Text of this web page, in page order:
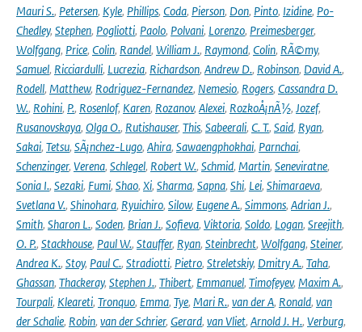
Mauri S., Petersen, Kyle, Phillips, Coda, Pierson, Don, Pinto, Izidine, Po-
Chedley, Stephen, Pogliotti, Paolo, Polvani, Lorenzo, Preimesberger,
Wolfgang, Price, Colin, Randel, William J., Raymond, Colin, RÃ©my,
Samuel, Ricciardulli, Lucrezia, Richardson, Andrew D., Robinson, David A.,
Rodell, Matthew, Rodriguez-Fernandez, Nemesio, Rogers, Cassandra D.
W., Rohini, P., Rosenlof, Karen, Rozanov, Alexei, RozkoÅ¡nÃ½, Jozef,
Rusanovskaya, Olga O., Rutishauser, This, Sabeerali, C. T., Said, Ryan,
Sakai, Tetsu, SÃ¡nchez-Lugo, Ahira, Sawaengphokhai, Parnchai,
Schenzinger, Verena, Schlegel, Robert W., Schmid, Martin, Seneviratne,
Sonia I., Sezaki, Fumi, Shao, Xi, Sharma, Sapna, Shi, Lei, Shimaraeva,
Svetlana V., Shinohara, Ryuichiro, Silow, Eugene A., Simmons, Adrian J.,
Smith, Sharon L., Soden, Brian J., Sofieva, Viktoria, Soldo, Logan, Sreejith,
O. P., Stackhouse, Paul W., Stauffer, Ryan, Steinbrecht, Wolfgang, Steiner,
Andrea K., Stoy, Paul C., Stradiotti, Pietro, Streletskiy, Dmitry A., Taha,
Ghassan, Thackeray, Stephen J., Thibert, Emmanuel, Timofeyev, Maxim A.,
Tourpali, Kleareti, Tronquo, Emma, Tye, Mari R., van der A, Ronald, van
der Schalie, Robin, van der Schrier, Gerard, van Vliet, Arnold J. H., Verburg,